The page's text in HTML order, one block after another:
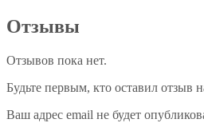
Отзывы
Отзывов пока нет.
Будьте первым, кто оставил
Ваш адрес email не будет